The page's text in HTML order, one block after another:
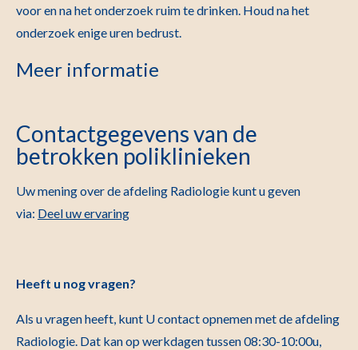
voor en na het onderzoek ruim te drinken. Houd na het
onderzoek enige uren bedrust.
Meer informatie
Contactgegevens van de
betrokken poliklinieken
Uw mening over de afdeling Radiologie kunt u geven
via: Deel uw ervaring
Heeft u nog vragen?
Als u vragen heeft, kunt U contact opnemen met de afdeling
Radiologie. Dat kan op werkdagen tussen 08:30-10:00u,